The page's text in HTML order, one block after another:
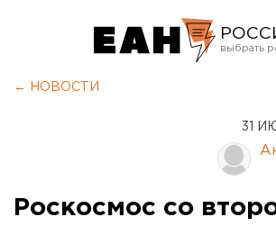
Курган
← НОВОСТИ
31
Роскосмос со